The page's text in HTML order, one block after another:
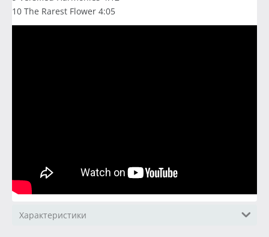
10 The Rarest Flower 4:05
Характеристики